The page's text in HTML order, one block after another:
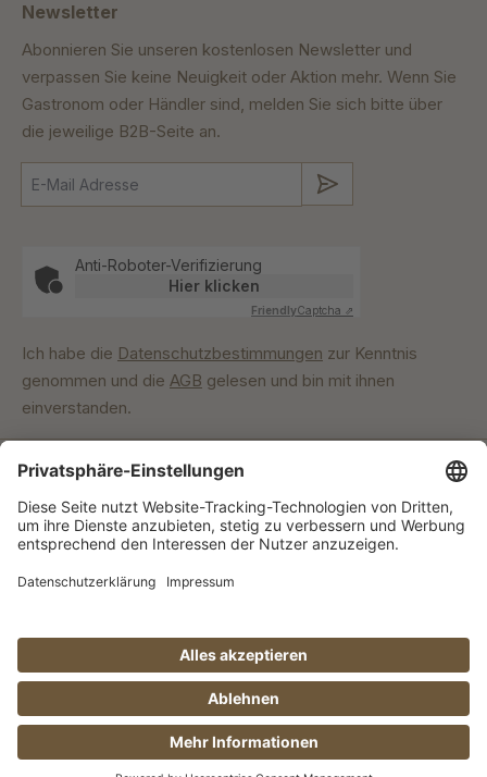
Newsletter
Abonnieren Sie unseren kostenlosen Newsletter und
verpassen Sie keine Neuigkeit oder Aktion mehr. Wenn Sie
Gastronom oder Händler sind, melden Sie sich bitte über
die jeweilige B2B-Seite an.
Anti-Roboter-Verifizierung
Hier klicken
FriendlyCaptcha ⇗
Ich habe die Datenschutzbestimmungen zur Kenntnis
genommen und die AGB gelesen und bin mit ihnen
einverstanden.